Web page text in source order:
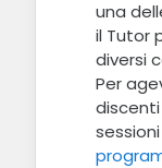
una
il Tutor
diversi
Per